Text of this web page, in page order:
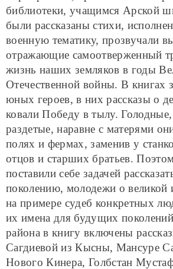
библиотеки, учащимся Арской
были рассказаны стихи,
военную тематику, прозвучали
отражающие самоотверженный
жизнь наших земляков в годы
Отечественной войны. В книгах
юных героев, в них рассказы о
ковали Победу в тылу.
раздетые, наравне с матерями
полях и фермах, заменив у
отцов и старших братьев.
поставили себе задачей
поколению, молодежи о великой
на примере судеб конкретных
их имена для будущих
района в книгу включены
Сагдиевой из Кысны, Мансуре
Нового Кинера, Голбстан